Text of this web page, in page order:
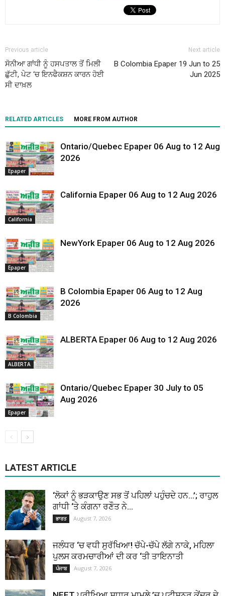
Previous article
ਸੋਨੀਆ ਗਾਂਧੀ ਨੂੰ ਹਸਪਤਾਲ ਤੋਂ ਮਿਲੀ
ਛੁੱਟੀ, ਪੇਟ ‘ਚ ਇਨਫੈਕਸ਼ਨ ਕਾਰਨ ਹੋਈ
ਸੀ ਦਾਖ਼ਲ
Next article
B Colombia Epaper 19 Jun to 25
Jun 2025
RELATED ARTICLES MORE FROM AUTHOR
Epaper
Ontario/Quebec Epaper 06 Aug to 12 Aug
2026
California
California Epaper 06 Aug to 12 Aug 2026
Epaper
NewYork Epaper 06 Aug to 12 Aug 2026
B Colombia
B Colombia Epaper 06 Aug to 12 Aug
2026
ALBERTA
ALBERTA Epaper 06 Aug to 12 Aug 2026
Epaper
Ontario/Quebec Epaper 30 July to 05
Aug 2026
LATEST ARTICLE
‘ਲੋਕਾਂ ਨੂੰ ਭੜਕਾਉਣ ਸਭ ਤੋਂ ਪਹਿਲਾਂ ਪਹੁੰਚਦੇ ਹਨ…’; ਰਾਹੁਲ
ਗਾਂਧੀ ‘ਤੇ ਕੰਗਨਾ ਰਣੌਤ ਨੇ...
ਭਾਰਤ August 7, 2026
ਜਲੰਧਰ ‘ਚ ਵਧੀ ਸੁਰੱਖਿਆ! ਚੱਪੇ-ਚੱਪੇ ਲੱਗੇ ਨਾਕੇ, ਮਹਿਲਾ
ਪੁਲਸ ਕਰਮਚਾਰੀਆਂ ਦੀ ਕਰ ‘ਤੀ ਤਾਇਨਾਤੀ
ਪੰਜਾਬ August 7, 2026